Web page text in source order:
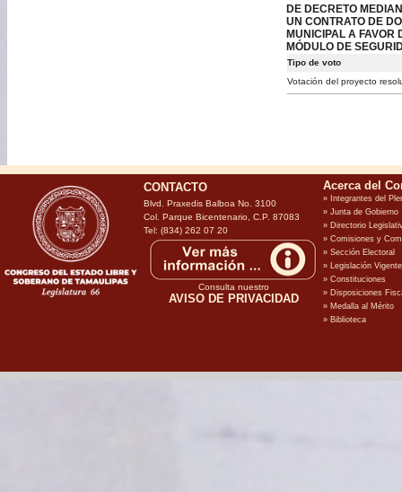
DE DECRETO
UN CONTRATO DE
MUNICIPAL A FAVOR
MÓDULO DE
Tipo de voto
Votación del proyecto
CONTACTO
Blvd. Praxedis Balboa No. 3100
Col. Parque Bicentenario, C.P. 87083
Tel: (834) 262 07 20
Consulta nuestro
AVISO DE PRIVACIDAD